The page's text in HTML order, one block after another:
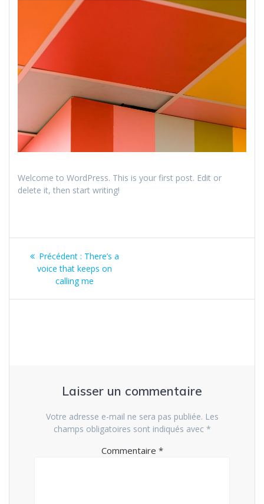
Welcome to WordPress. This is your first post. Edit or
delete it, then start writing!
Navigation
l’article
Précédent : Article
précédent
:
There’s a
voice that keeps on
calling me
Laisser un commentaire
Votre adresse e-mail ne sera pas publiée. Les
champs obligatoires sont indiqués avec *
Commentaire *